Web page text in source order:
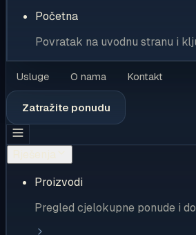
Početna
Povratak na uvodnu stranu i
Usluge O nama Kontakt
Zatražite ponudu
Proizvodi
Pregled cjelokupne ponude i